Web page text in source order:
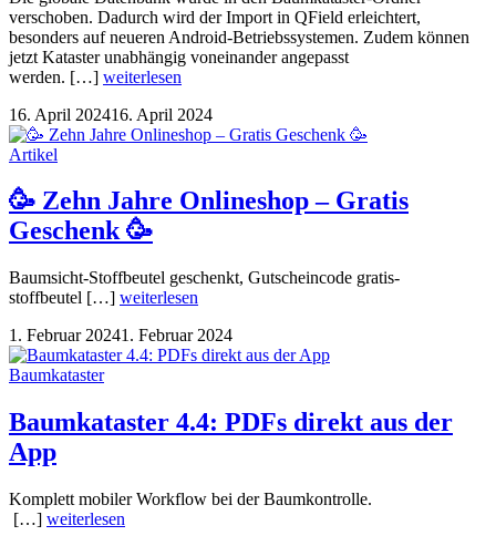
verschoben. Dadurch wird der Import in QField erleichtert,
besonders auf neueren Android-Betriebssystemen. Zudem können
jetzt Kataster unabhängig voneinander angepasst
werden. […] weiterlesen
16. April 202416. April 2024
Artikel
🥳 Zehn Jahre Onlineshop – Gratis
Geschenk 🥳
Baumsicht-Stoffbeutel geschenkt, Gutscheincode gratis-
stoffbeutel […] weiterlesen
1. Februar 20241. Februar 2024
Baumkataster
Baumkataster 4.4: PDFs direkt aus der
App
Komplett mobiler Workflow bei der Baumkontrolle.
[…] weiterlesen